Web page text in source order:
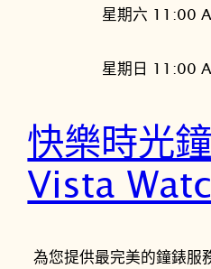
星期六 11:00
星期日 11:00
快樂時光
Vista
為您提供最完美的鐘錶服